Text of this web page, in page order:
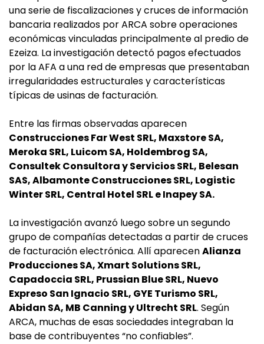
una serie de fiscalizaciones y cruces de información
bancaria realizados por ARCA sobre operaciones
económicas vinculadas principalmente al predio de
Ezeiza. La investigación detectó pagos efectuados
por la AFA a una red de empresas que presentaban
irregularidades estructurales y características
típicas de usinas de facturación.
Entre las firmas observadas aparecen
Construcciones Far West SRL, Maxstore SA,
Meroka SRL, Luicom SA, Holdembrog SA,
Consultek Consultora y Servicios SRL, Belesan
SAS, Albamonte Construcciones SRL, Logistic
Winter SRL, Central Hotel SRL e Inapey SA.
La investigación avanzó luego sobre un segundo
grupo de compañías detectadas a partir de cruces
de facturación electrónica. Allí aparecenAlianza
Producciones SA, Xmart Solutions SRL,
Capadoccia SRL, Prussian Blue SRL, Nuevo
Expreso San Ignacio SRL, GYE Turismo SRL,
Abidan SA, MB Canning y Ultrecht SRL. Según
ARCA, muchas de esas sociedades integraban la
base de contribuyentes “no confiables”.